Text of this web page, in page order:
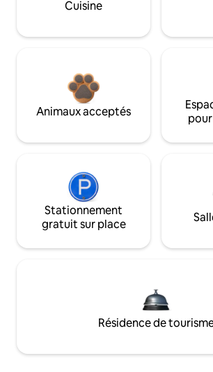
Cuisine
Animaux acceptés
Stationnement
gratuit sur place
Résidence de